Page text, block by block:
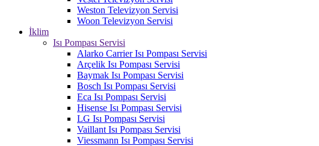
Weston Televizyon Servisi
Woon Televizyon Servisi
İklim
Isı Pompası Servisi
Alarko Carrier Isı Pompası Servisi
Arçelik Isı Pompası Servisi
Baymak Isı Pompası Servisi
Bosch Isı Pompası Servisi
Eca Isı Pompası Servisi
Hisense Isı Pompası Servisi
LG Isı Pompası Servisi
Vaillant Isı Pompası Servisi
Viessmann Isı Pompası Servisi